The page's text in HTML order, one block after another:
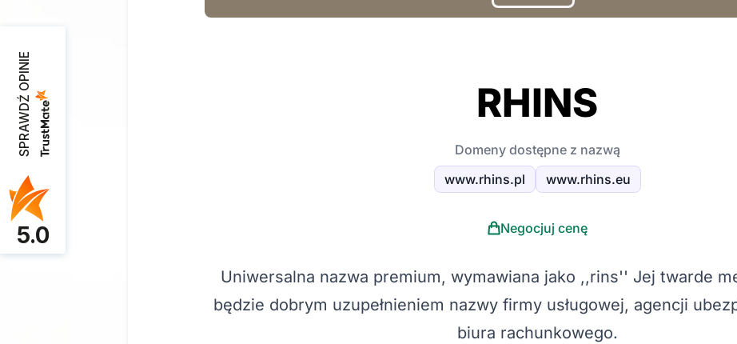
RHINS
Domeny dostępne z nazwą
www.rhins.pl
www.rhins.eu
Negocjuj cenę
Uniwersalna nazwa premium, wymawiana jako ,,rins'' Jej twarde
będzie dobrym uzupełnieniem nazwy firmy usługowej, agencji
biura rachunkowego.
SPRAWDŹ OPINIE
5.0